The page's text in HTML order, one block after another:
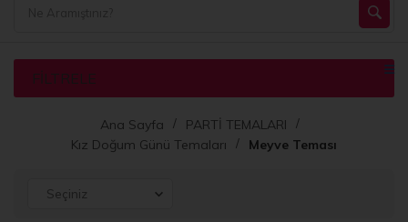
FILTRELE
Ana Sayfa
PARTİ TEMALARI
Kız Doğum Günü Temaları
Meyve Teması